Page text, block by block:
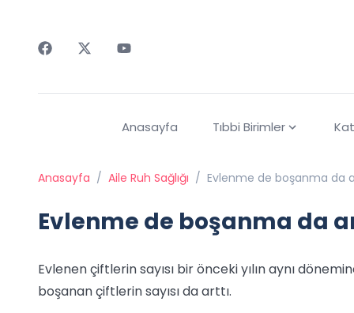
Anasayfa Tıbbi Birimler
Anasayfa / Aile Ruh Sağlığı / Evlenme de boşanma da
Evlenme de boşanma da
Evlenen çiftlerin sayısı bir önceki yılın aynı
boşanan çiftlerin sayısı da arttı.